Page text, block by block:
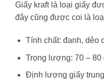
Giấy kraft là loại giấy
đây cũng được coi là
Tính chất: đanh, dẻo
Trọng lượng: 70 – 80
Định lượng giấy